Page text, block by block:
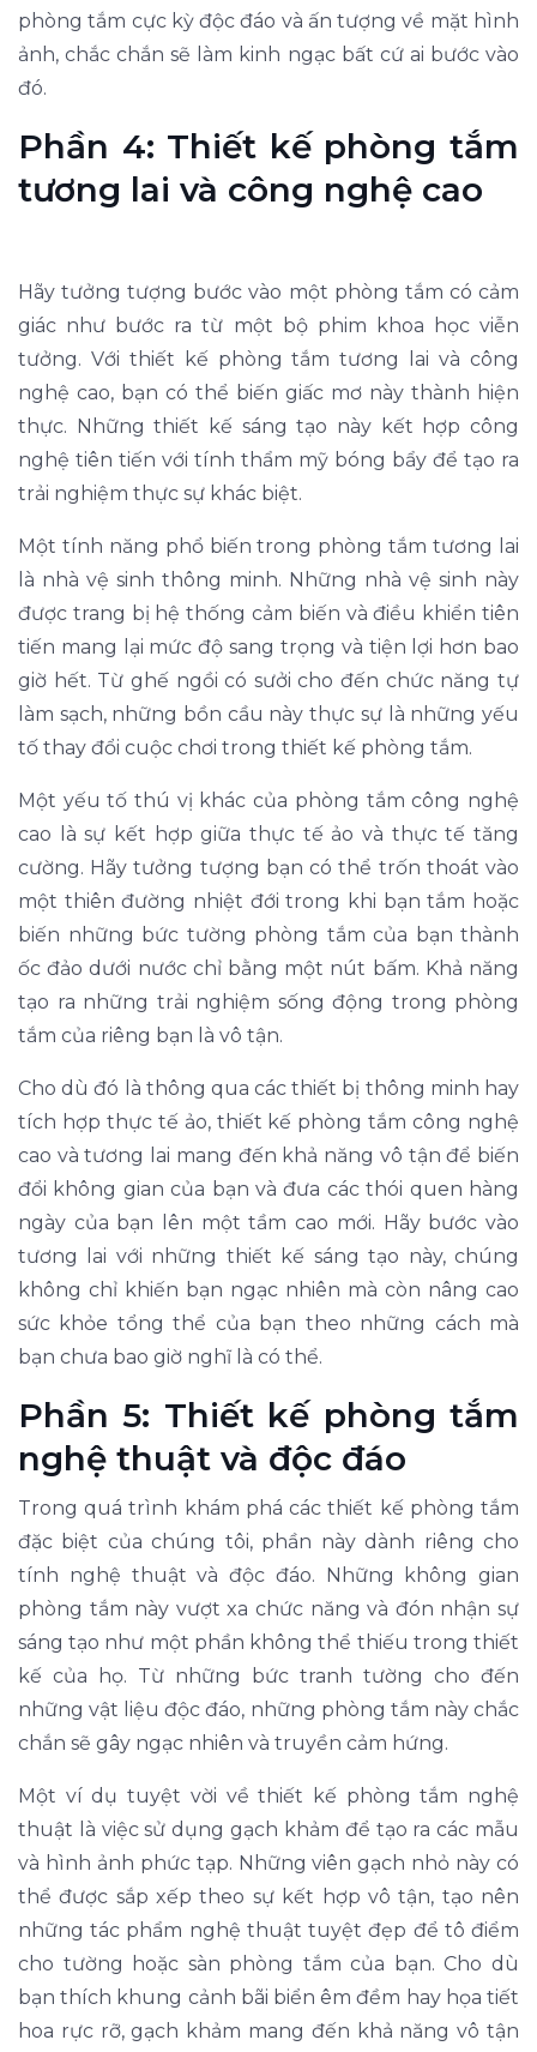
phòng tắm cực kỳ độc đáo và ấn tượng về mặt hình
ảnh, chắc chắn sẽ làm kinh ngạc bất cứ ai bước vào
đó.
Phần 4: Thiết kế phòng tắm
tương lai và công nghệ cao
Hãy tưởng tượng bước vào một phòng tắm có cảm
giác như bước ra từ một bộ phim khoa học viễn
tưởng. Với thiết kế phòng tắm tương lai và công
nghệ cao, bạn có thể biến giấc mơ này thành hiện
thực. Những thiết kế sáng tạo này kết hợp công
nghệ tiên tiến với tính thẩm mỹ bóng bẩy để tạo ra
trải nghiệm thực sự khác biệt.
Một tính năng phổ biến trong phòng tắm tương lai
là nhà vệ sinh thông minh. Những nhà vệ sinh này
được trang bị hệ thống cảm biến và điều khiển tiên
tiến mang lại mức độ sang trọng và tiện lợi hơn bao
giờ hết. Từ ghế ngồi có sưởi cho đến chức năng tự
làm sạch, những bồn cầu này thực sự là những yếu
tố thay đổi cuộc chơi trong thiết kế phòng tắm.
Một yếu tố thú vị khác của phòng tắm công nghệ
cao là sự kết hợp giữa thực tế ảo và thực tế tăng
cường. Hãy tưởng tượng bạn có thể trốn thoát vào
một thiên đường nhiệt đới trong khi bạn tắm hoặc
biến những bức tường phòng tắm của bạn thành
ốc đảo dưới nước chỉ bằng một nút bấm. Khả năng
tạo ra những trải nghiệm sống động trong phòng
tắm của riêng bạn là vô tận.
Cho dù đó là thông qua các thiết bị thông minh hay
tích hợp thực tế ảo, thiết kế phòng tắm công nghệ
cao và tương lai mang đến khả năng vô tận để biến
đổi không gian của bạn và đưa các thói quen hàng
ngày của bạn lên một tầm cao mới. Hãy bước vào
tương lai với những thiết kế sáng tạo này, chúng
không chỉ khiến bạn ngạc nhiên mà còn nâng cao
sức khỏe tổng thể của bạn theo những cách mà
bạn chưa bao giờ nghĩ là có thể.
Phần 5: Thiết kế phòng tắm
nghệ thuật và độc đáo
Trong quá trình khám phá các thiết kế phòng tắm
đặc biệt của chúng tôi, phần này dành riêng cho
tính nghệ thuật và độc đáo. Những không gian
phòng tắm này vượt xa chức năng và đón nhận sự
sáng tạo như một phần không thể thiếu trong thiết
kế của họ. Từ những bức tranh tường cho đến
những vật liệu độc đáo, những phòng tắm này chắc
chắn sẽ gây ngạc nhiên và truyền cảm hứng.
Một ví dụ tuyệt vời về thiết kế phòng tắm nghệ
thuật là việc sử dụng gạch khảm để tạo ra các mẫu
và hình ảnh phức tạp. Những viên gạch nhỏ này có
thể được sắp xếp theo sự kết hợp vô tận, tạo nên
những tác phẩm nghệ thuật tuyệt đẹp để tô điểm
cho tường hoặc sàn phòng tắm của bạn. Cho dù
bạn thích khung cảnh bãi biển êm đềm hay họa tiết
hoa rực rỡ, gạch khảm mang đến khả năng vô tận